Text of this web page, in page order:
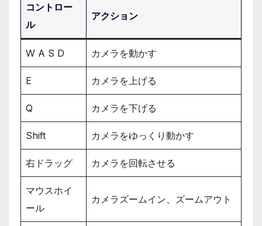
コントロー
ル
アクション
W A S D カメラを動かす
E カメラを上げる
Q カメラを下げる
Shift カメラをゆっくり動かす
右ドラッグ カメラを回転させる
マウスホイ
ール
カメラズームイン、ズームアウト